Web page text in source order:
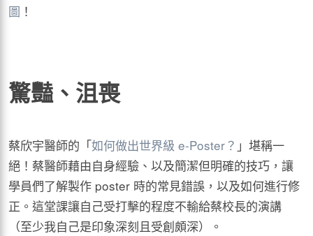
圖 ！
驚豔、沮喪
蔡欣宇醫師的「如何做出世界級 e-Poster？ 」堪稱一
絕！蔡醫師藉由自身經驗、以及簡潔但明確的技巧，讓
學員們了解製作 poster 時的常見錯誤，以及如何進行修
正。這堂課讓自己受打擊的程度不輸給蔡校長的演講
（至少我自己是印象深刻且受創頗深）。